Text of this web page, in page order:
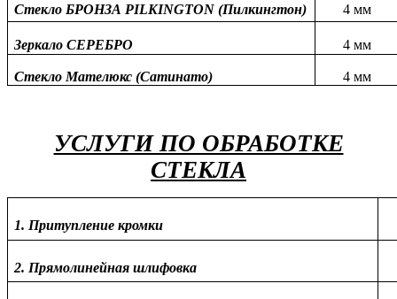
Стекло БРОНЗА PILKINGTON (Пилкингтон) 4 мм
Зеркало СЕРЕБРО 4 мм
Стекло Мателюкс (Сатинато) 4 мм
УСЛУГИ ПО ОБРАБОТКЕ
СТЕКЛА
1. Притупление кромки
2. Прямолинейная шлифовка